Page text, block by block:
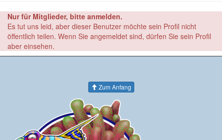
Nur für Mitglieder, bitte anmelden.
Es tut uns leid, aber dieser Benutzer möchte sein Profil nicht
öffentlich teilen. Wenn Sie angemeldet sind, dürfen Sie sein Profil
aber einsehen.
Zum Anfang